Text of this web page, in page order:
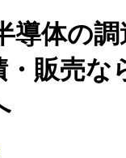
導体の
販売な